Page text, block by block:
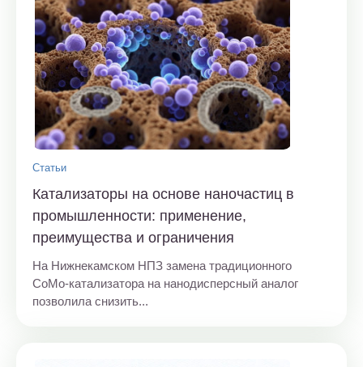
Статьи
Катализаторы на основе наночастиц в
промышленности: применение,
преимущества и ограничения
На Нижнекамском НПЗ замена традиционного
CoMo-катализатора на нанодисперсный аналог
позволила снизить...